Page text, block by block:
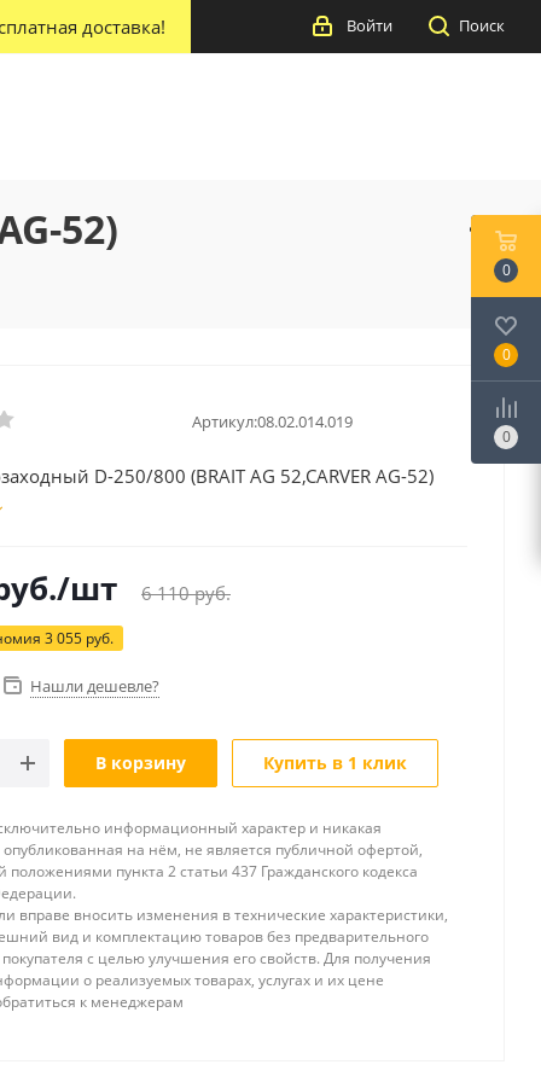
доставка! Поиск
Войти
52)
Артикул:08.02.014.019
D-250/800 (BRAIT AG 52,CARVER AG-52)
/шт 6 110руб.
3 055 руб.
Нашли дешевле?
В корзину Купить в 1 клик
информационный характер и никакая
на нём, не является публичной офертой,
положениями пункта 2 статьи 437 Гражданского кодекса
вправе вносить изменения в технические характеристики,
вид и комплектацию товаров без предварительного
с целью улучшения его свойств. Для получения
о реализуемых товарах, услугах и их цене
к менеджерам
0
0
0